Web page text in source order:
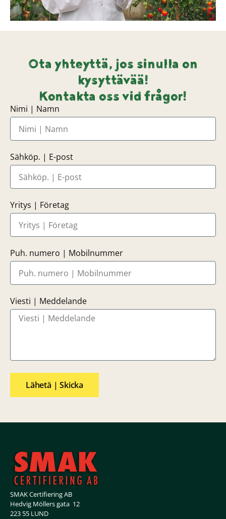
Ota yhteyttä, jos sinulla on
kysyttävää!
Kontakta oss vid frågor!
Nimi | Namn
Sähköp. | E-post
Yritys | Företag
Puh. numero | Mobilnummer
Viesti | Meddelande
Lähetä | Skicka
SMAK Certifiering AB
Hedvig Möllers gata 12
223 55 LUND